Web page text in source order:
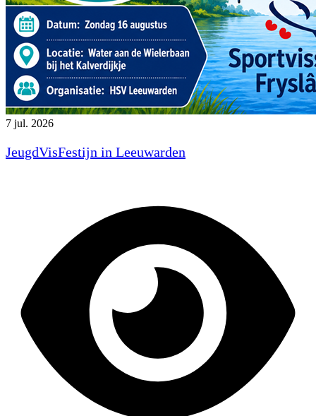
7 jul. 2026
JeugdVisFestijn in Leeuwarden